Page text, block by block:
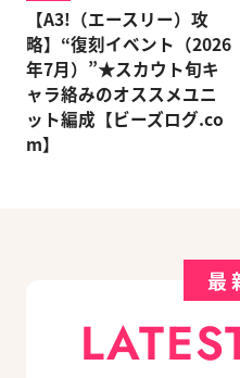
【A3!（エースリー）攻
略】“復刻イベント（2026
年7月）”★スカウト旬キ
ャラ絡みのオススメユニ
ット編成【ビーズログ.co
m】
最